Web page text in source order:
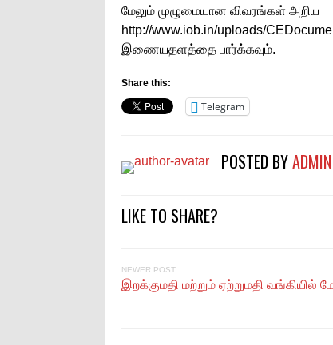
மேலும் முழுமையான விவரங்கள் அறிய
http://www.iob.in/uploads/
இணையதளத்தை பார்க்கவும்.
Share this:
Telegram
POSTED BYADMIN
LIKE TO SHARE?
NEWER POST
இறக்குமதி மற்றும் ஏற்றுமதி வங்கியில்